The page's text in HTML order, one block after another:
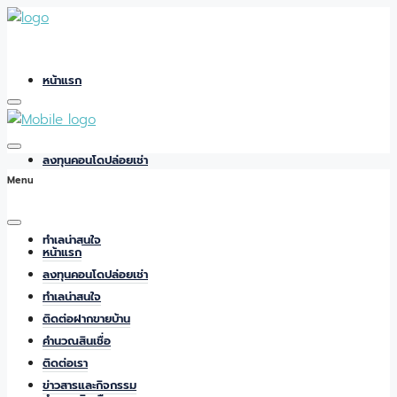
หน้าแรก
ลงทุนคอนโดปล่อยเช่า
ทำเลน่าสนใจ
ติดต่อฝากขายบ้าน
Menu
หน้าแรก
ลงทุนคอนโดปล่อยเช่า
ทำเลน่าสนใจ
ติดต่อฝากขายบ้าน
คำนวณสินเชื่อ
ติดต่อเรา
ข่าวสารและกิจกรรม